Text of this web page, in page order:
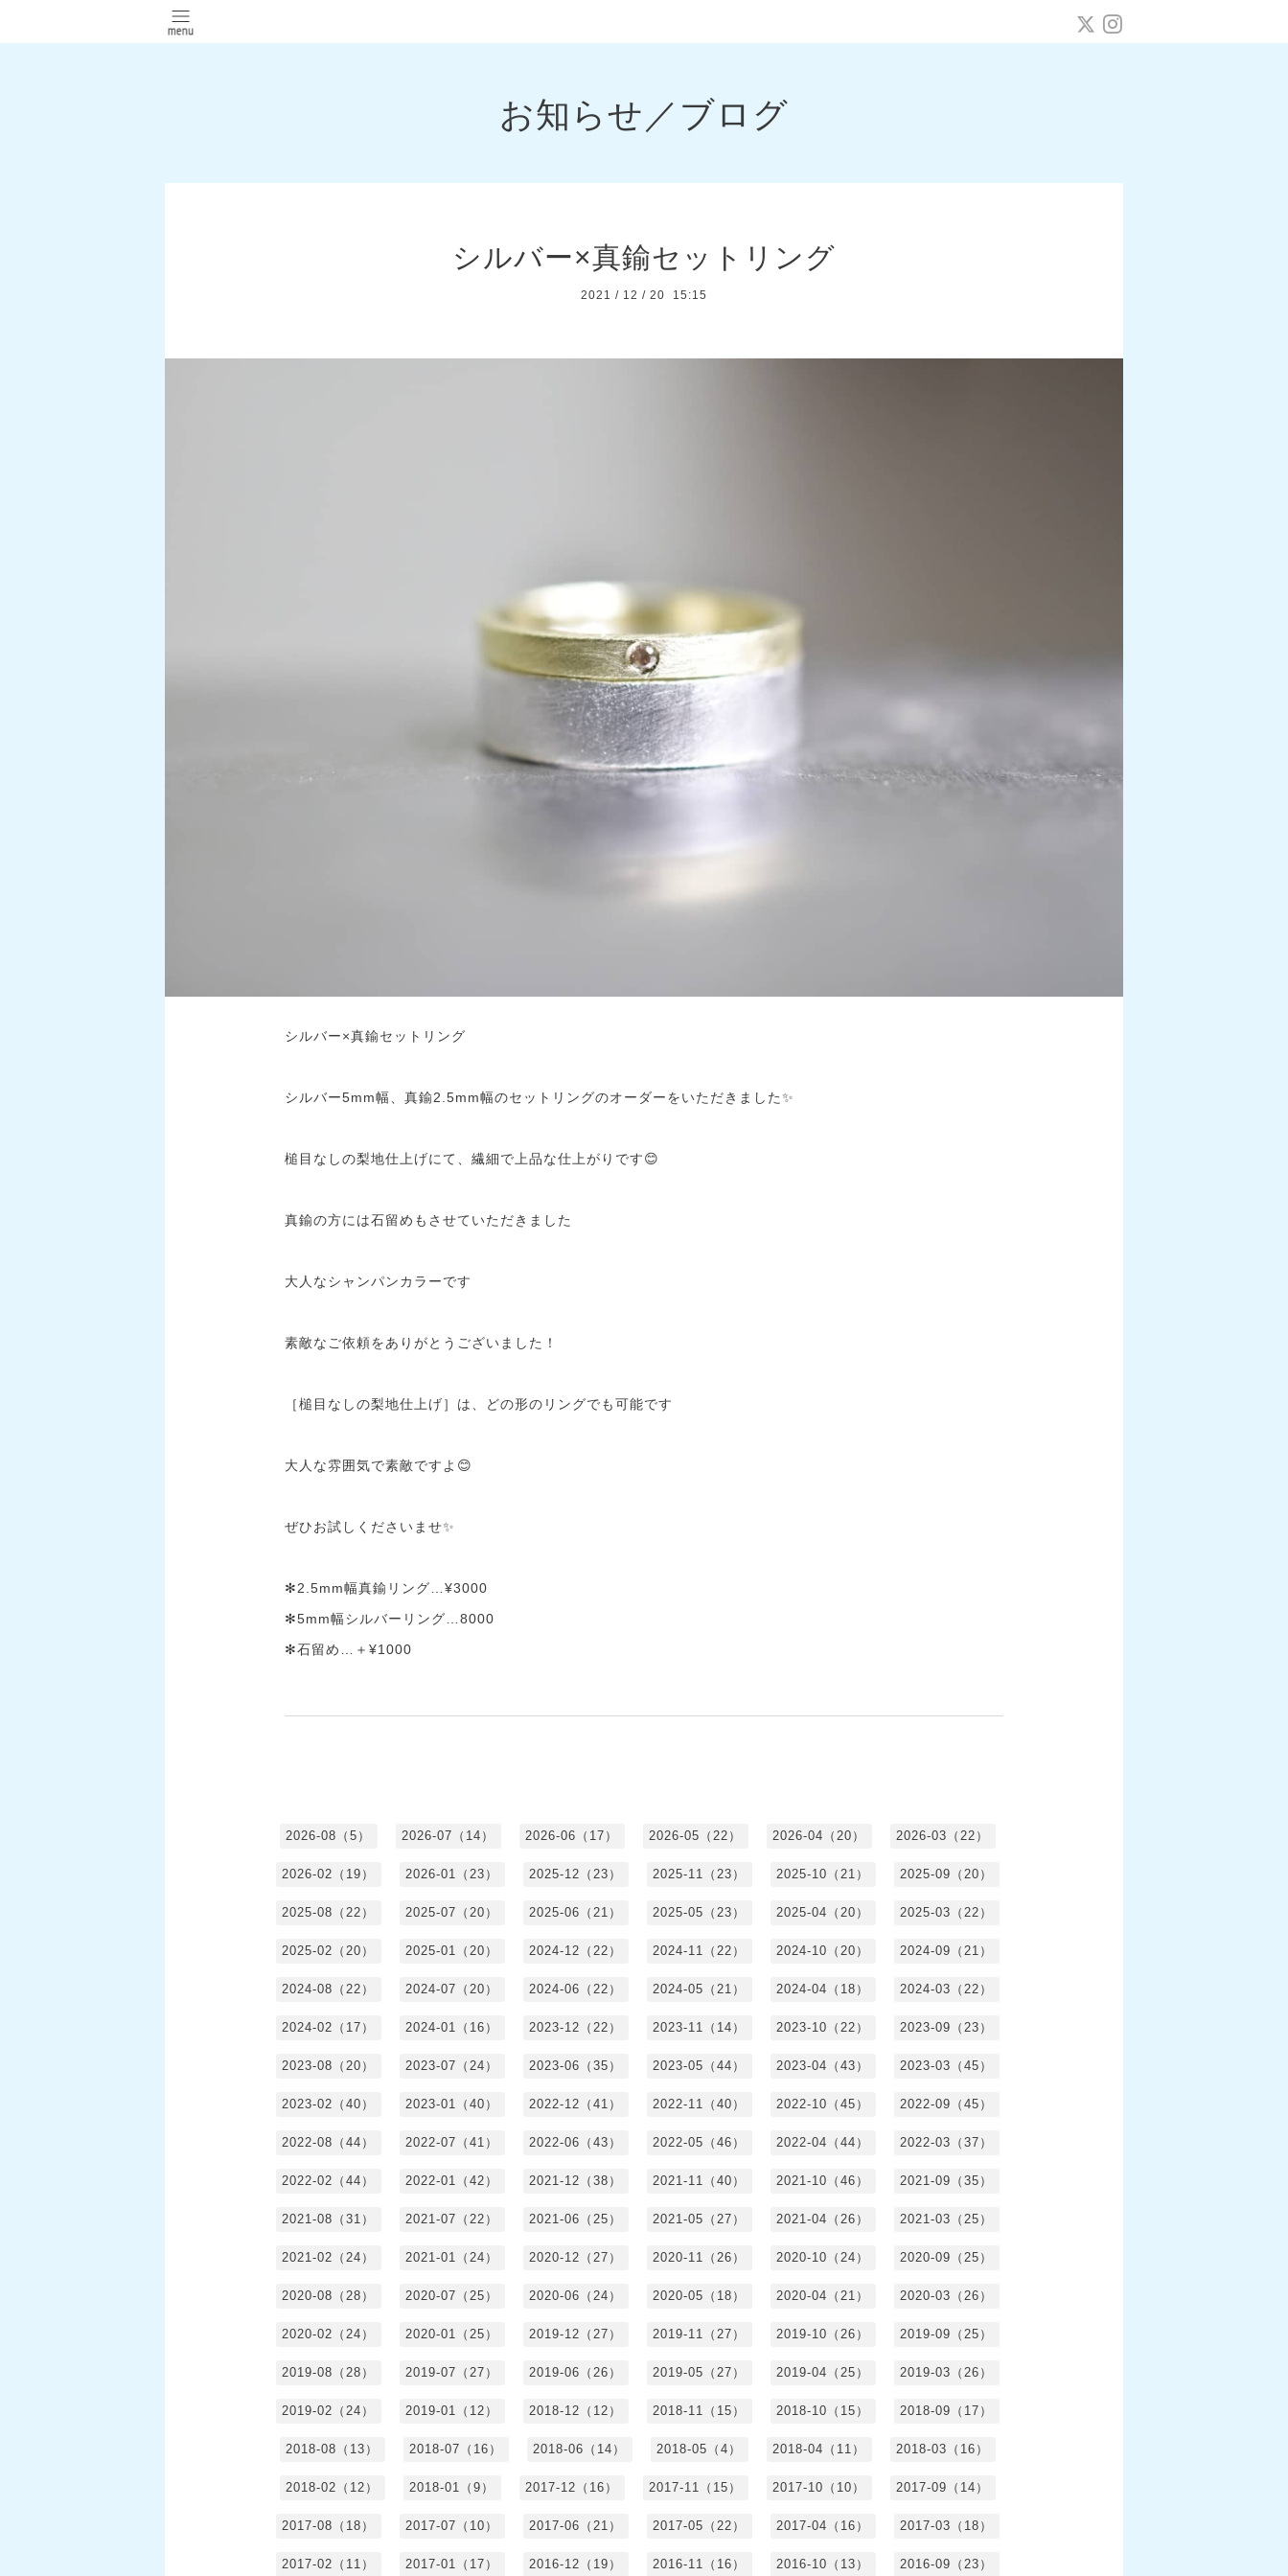
お知らせ／ブログ
シルバー×真鍮セットリング
2021 / 12 / 20 15:15
シルバー×真鍮セットリング
シルバー5mm幅、真鍮2.5mm幅のセットリングのオーダーをいただきました✨
槌目なしの梨地仕上げにて、繊細で上品な仕上がりです😊
真鍮の方には石留めもさせていただきました
大人なシャンパンカラーです
素敵なご依頼をありがとうございました！
［槌目なしの梨地仕上げ］は、どの形のリングでも可能です
大人な雰囲気で素敵ですよ😊
ぜひお試しくださいませ✨
✻2.5mm幅真鍮リング…¥3000
✻5mm幅シルバーリング…8000
✻石留め…＋¥1000
2026-08（5） 2026-07（14） 2026-06（17） 2026-05（22） 2026-04（20） 2026-03（22）
2026-02（19） 2026-01（23） 2025-12（23） 2025-11（23） 2025-10（21） 2025-09（20）
2025-08（22） 2025-07（20） 2025-06（21） 2025-05（23） 2025-04（20） 2025-03（22）
2025-02（20） 2025-01（20） 2024-12（22） 2024-11（22） 2024-10（20） 2024-09（21）
2024-08（22） 2024-07（20） 2024-06（22） 2024-05（21） 2024-04（18） 2024-03（22）
2024-02（17） 2024-01（16） 2023-12（22） 2023-11（14） 2023-10（22） 2023-09（23）
2023-08（20） 2023-07（24） 2023-06（35） 2023-05（44） 2023-04（43） 2023-03（45）
2023-02（40） 2023-01（40） 2022-12（41） 2022-11（40） 2022-10（45） 2022-09（45）
2022-08（44） 2022-07（41） 2022-06（43） 2022-05（46） 2022-04（44） 2022-03（37）
2022-02（44） 2022-01（42） 2021-12（38） 2021-11（40） 2021-10（46） 2021-09（35）
2021-08（31） 2021-07（22） 2021-06（25） 2021-05（27） 2021-04（26） 2021-03（25）
2021-02（24） 2021-01（24） 2020-12（27） 2020-11（26） 2020-10（24） 2020-09（25）
2020-08（28） 2020-07（25） 2020-06（24） 2020-05（18） 2020-04（21） 2020-03（26）
2020-02（24） 2020-01（25） 2019-12（27） 2019-11（27） 2019-10（26） 2019-09（25）
2019-08（28） 2019-07（27） 2019-06（26） 2019-05（27） 2019-04（25） 2019-03（26）
2019-02（24） 2019-01（12） 2018-12（12） 2018-11（15） 2018-10（15） 2018-09（17）
2018-08（13） 2018-07（16） 2018-06（14） 2018-05（4） 2018-04（11） 2018-03（16）
2018-02（12） 2018-01（9） 2017-12（16） 2017-11（15） 2017-10（10） 2017-09（14）
2017-08（18） 2017-07（10） 2017-06（21） 2017-05（22） 2017-04（16） 2017-03（18）
2017-02（11） 2017-01（17） 2016-12（19） 2016-11（16） 2016-10（13） 2016-09（23）